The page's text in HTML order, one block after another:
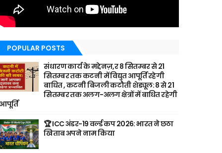
POPULAR POSTS
संधारण कार्य के मद्देनज़,र 8 सितम्बर से 21
सितम्बर तक कटनी में विद्युत आपूर्ति रहेगी
बाधित , कटनी बिजली कटौती शेड्यूल: 8 से 21
सितम्बर तक अलग-अलग क्षेत्रों में बाधित रहेगी
🏆 ICC अंडर-19 वर्ल्ड कप 2026: भारत ने छठा
खिताब अपने नाम किया